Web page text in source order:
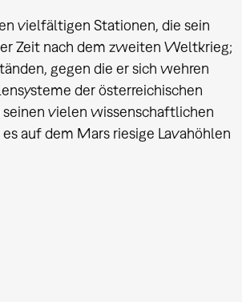
vielfältigen Stationen, die sein
Zeit nach dem zweiten Weltkrieg;
gegen die er sich wehren
der österreichischen
seinen vielen wissenschaftlichen
auf dem Mars riesige Lavahöhlen